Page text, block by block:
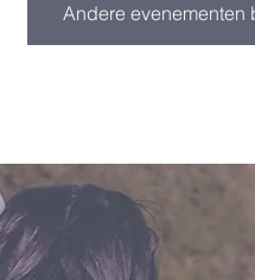
Andere evenementen